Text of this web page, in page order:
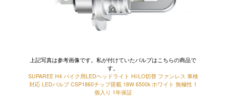
上記写真は参考画像です。私が付けていたバルブはこちらの商品で
す。
SUPAREE H4 バイク用LEDヘッドライト HI/LO切替 ファンレス 車検
対応 LEDバルブ CSP1860チップ搭載 18W 6500k ホワイト 無極性 1
個入り 1年保証